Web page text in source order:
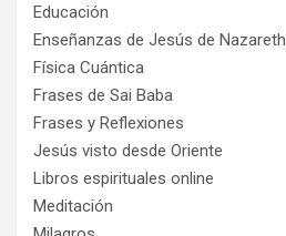
Educación
Enseñanzas de Jesús de Nazareth
Física Cuántica
Frases de Sai Baba
Frases y Reflexiones
Jesús visto desde Oriente
Libros espirituales online
Meditación